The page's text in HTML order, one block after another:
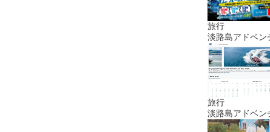
旅行
淡路島アドベン
旅行
淡路島アドベン